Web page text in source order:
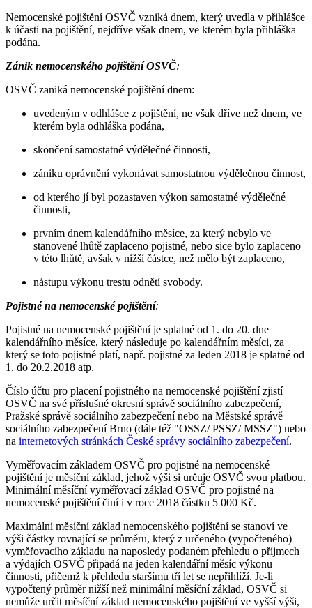
Nemocenské pojištění OSVČ vzniká dnem, který uvedla v přihlášce
k účasti na pojištění, nejdříve však dnem, ve kterém byla přihláška
podána.
Zánik nemocenského pojištění OSVČ:
OSVČ zaniká nemocenské pojištění dnem:
uvedeným v odhlášce z pojištění, ne však dříve než dnem, ve
kterém byla odhláška podána,
skončení samostatné výdělečné činnosti,
zániku oprávnění vykonávat samostatnou výdělečnou činnost,
od kterého jí byl pozastaven výkon samostatné výdělečné
činnosti,
prvním dnem kalendářního měsíce, za který nebylo ve
stanovené lhůtě zaplaceno pojistné, nebo sice bylo zaplaceno
v této lhůtě, avšak v nižší částce, než mělo být zaplaceno,
nástupu výkonu trestu odnětí svobody.
Pojistné na nemocenské pojištění:
Pojistné na nemocenské pojištění je splatné od 1. do 20. dne
kalendářního měsíce, který následuje po kalendářním měsíci, za
který se toto pojistné platí, např. pojistné za leden 2018 je splatné od
1. do 20.2.2018 atp.
Číslo účtu pro placení pojistného na nemocenské pojištění zjistí
OSVČ na své příslušné okresní správě sociálního zabezpečení,
Pražské správě sociálního zabezpečení nebo na Městské správě
sociálního zabezpečení Brno (dále též "OSSZ/ PSSZ/ MSSZ") nebo
na internetových stránkách České správy sociálního zabezpečení.
Vyměřovacím základem OSVČ pro pojistné na nemocenské
pojištění je měsíční základ, jehož výši si určuje OSVČ svou platbou.
Minimální měsíční vyměřovací základ OSVČ pro pojistné na
nemocenské pojištění činí i v roce 2018 částku 5 000 Kč.
Maximální měsíční základ nemocenského pojištění se stanoví ve
výši částky rovnající se průměru, který z určeného (vypočteného)
vyměřovacího základu na naposledy podaném přehledu o příjmech
a výdajích OSVČ připadá na jeden kalendářní měsíc výkonu
činnosti, přičemž k přehledu staršímu tří let se nepřihlíží. Je-li
vypočtený průměr nižší než minimální měsíční základ, OSVČ si
nemůže určit měsíční základ nemocenského pojištění ve vyšší výši,